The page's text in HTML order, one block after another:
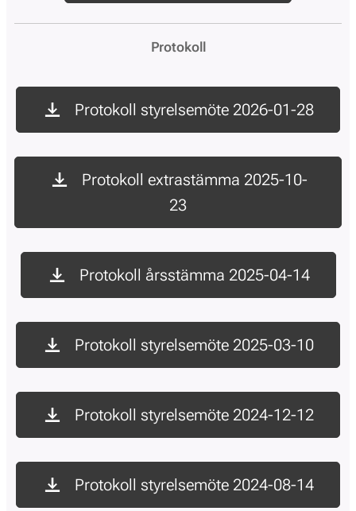
Protokoll
Protokoll styrelsemöte 2026-01-28
Protokoll extrastämma 2025-10-
23
Protokoll årsstämma 2025-04-14
Protokoll styrelsemöte 2025-03-10
Protokoll styrelsemöte 2024-12-12
Protokoll styrelsemöte 2024-08-14